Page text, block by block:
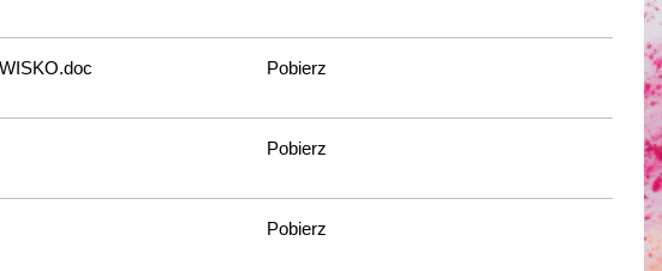
Pobierz
Pobierz
Pobierz